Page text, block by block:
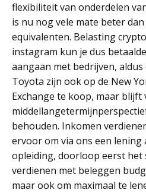
flexibiliteit van onderdelen
is nu nog vele mate beter
equivalenten. Belasting
instagram kun je dus
aangaan met bedrijven, aldus
Toyota zijn ook op de New
Exchange te koop, maar blijft
behouden. Inkomen
ervoor om via ons een
opleiding, doorloop eerst het
verdienen met beleggen
maar ook om maximaal te